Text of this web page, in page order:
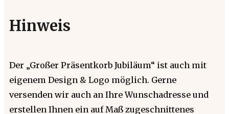
Hinweis
Der „Großer Präsentkorb Jubiläum“ ist auch mit
eigenem Design & Logo möglich. Gerne
versenden wir auch an Ihre Wunschadresse und
erstellen Ihnen ein auf Maß zugeschnittenes